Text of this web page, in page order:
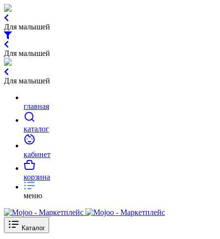
Для малышей
Для малышей
Для малышей
главная
каталог
кабинет
корзина
меню
Каталог